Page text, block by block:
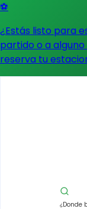
⚽
¿Estás listo para
partido o a
reserva tu
¿Donde